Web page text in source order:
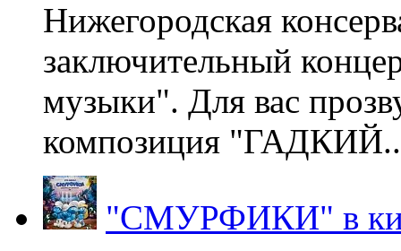
Нижегородская
заключительный
музыки". Для вас
композиция
"СМУРФИКИ" в